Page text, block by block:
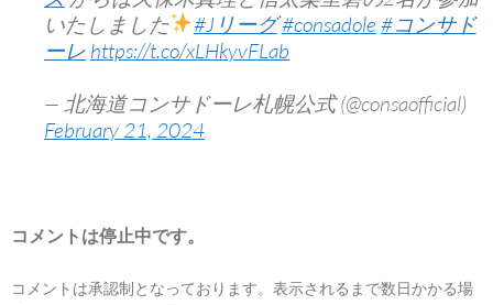
いたしました
#Jリーグ#consadole #コンサド
ーレ https://t.co/xLHkyvFLab
— 北海道コンサドーレ札幌公式 (@consaofficial)
February 21, 2024
コメントは停止中です。
コメントは承認制となっております。表示されるまで数日かかる場